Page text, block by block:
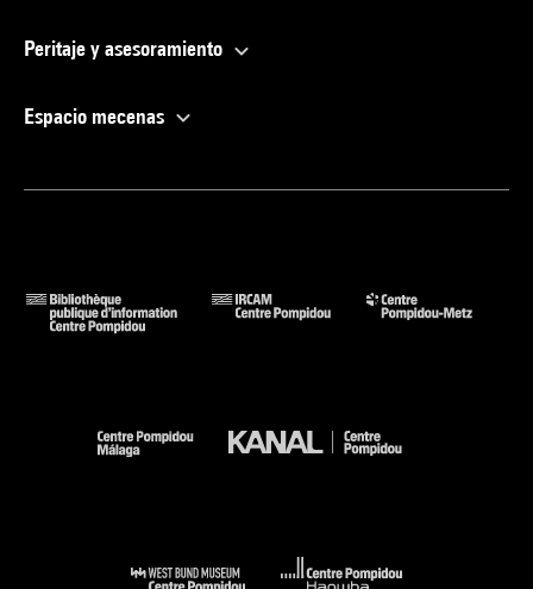
Peritaje y asesoramiento
Espacio mecenas